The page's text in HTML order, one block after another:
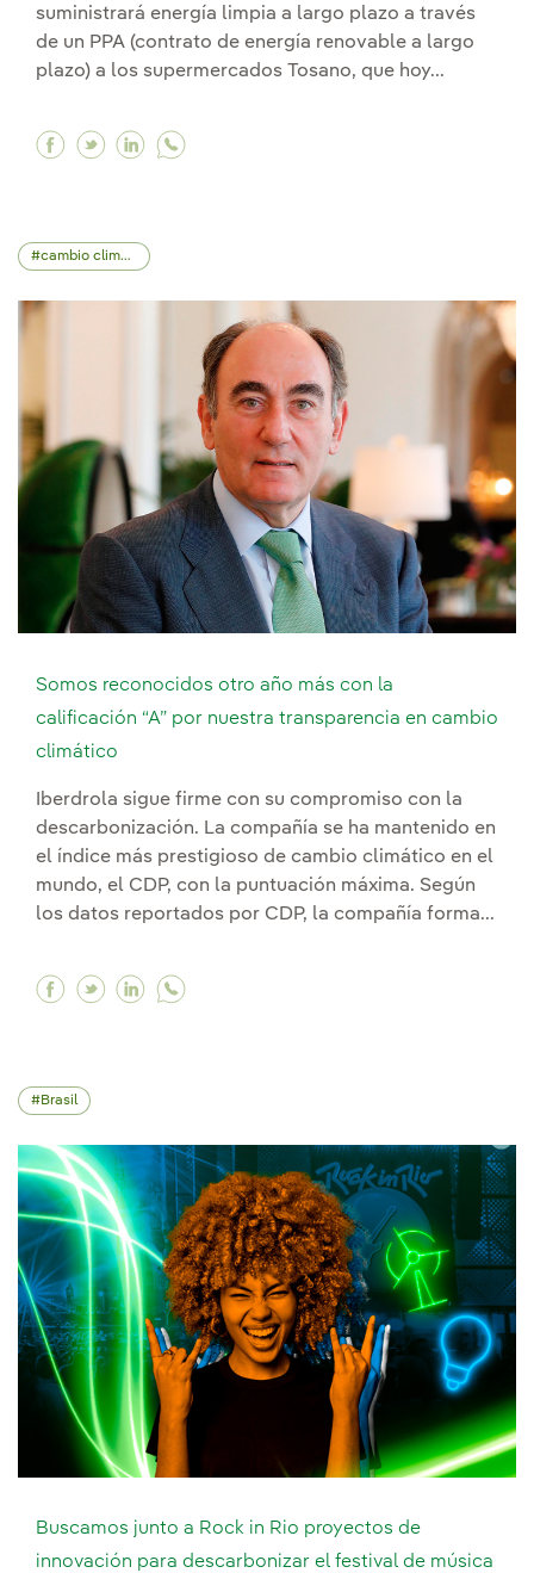
suministrará energía limpia a largo plazo a través
de un PPA (contrato de energía renovable a largo
plazo) a los supermercados Tosano, que hoy...
Facebook Suministraremos energía limpia a
Twitter Suministraremos energía limpia a
Linkedin Suministraremos energía
cambio climático
Somos reconocidos otro año más con la
calificación “A” por nuestra transparencia en cambio
climático
Iberdrola sigue firme con su compromiso con la
descarbonización. La compañía se ha mantenido en
el índice más prestigioso de cambio climático en el
mundo, el CDP, con la puntuación máxima. Según
los datos reportados por CDP, la compañía forma...
Facebook Somos reconocidos otro año más
Twitter Somos reconocidos otro año más
Linkedin Somos reconocidos otro
Brasil
Buscamos junto a Rock in Rio proyectos de
innovación para descarbonizar el festival de música